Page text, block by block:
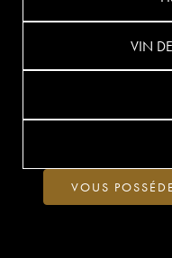
VIN
VOUS